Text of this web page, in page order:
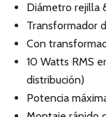
Diámetro rejilla
Transformador
Con
10 Watts RMS
distribución)
Potencia